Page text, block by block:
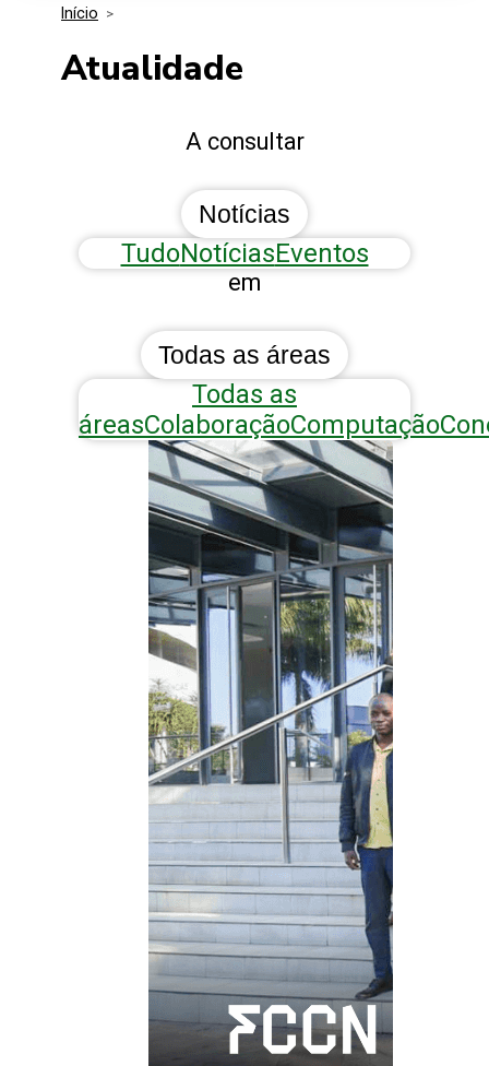
Media Kit
Eventos
Início >
Atualidade
A consultar
Notícias
TudoNotíciasEventos
em
Todas as áreas
Todas as
áreasColaboraçãoComputação